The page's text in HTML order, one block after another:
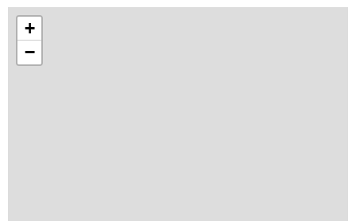
+
−